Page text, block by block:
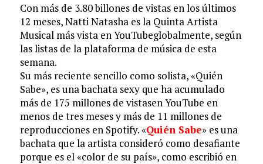
Con más de 3.80 billones de vistasen los últimos
12 meses, Natti Natasha es la Quinta Artista
Musical más vista enYouTubeglobalmente, según
las listas de la plataforma de música de esta
semana.
Su más reciente sencillo como solista, «Quién
Sabe», es una bachata sexy que ha acumulado
más de 175 millones de vistasen YouTube en
menos de tres meses y más de 11 millones de
reproduccionesen Spotify. «Quién Sabe» es una
bachata que la artista consideró como desafiante
porque es el «color de su país», como escribió en